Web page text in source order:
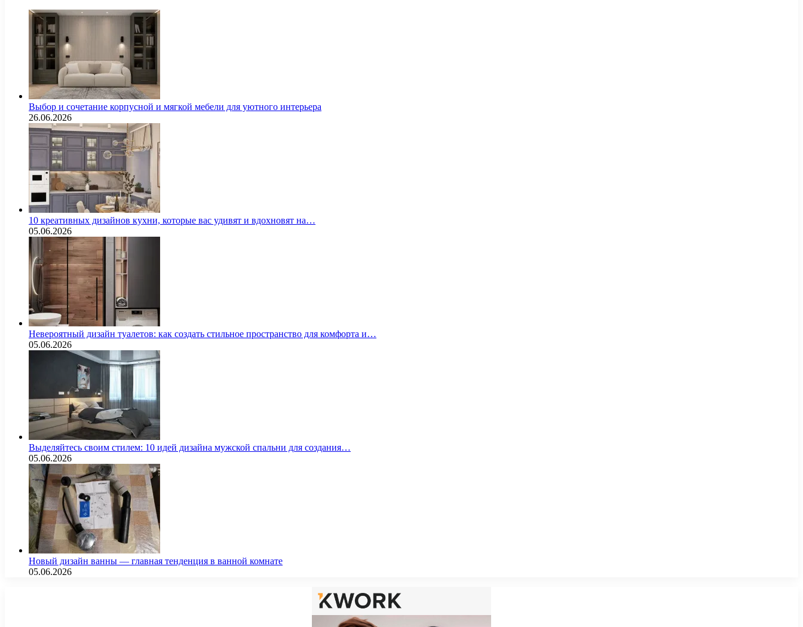
Выбор и сочетание корпусной и мягкой мебели для уютного интерьера
26.06.2026
10 креативных дизайнов кухни, которые вас удивят и вдохновят на…
05.06.2026
Невероятный дизайн туалетов: как создать стильное пространство для комфорта и…
05.06.2026
Выделяйтесь своим стилем: 10 идей дизайна мужской спальни для создания…
05.06.2026
Новый дизайн ванны — главная тенденция в ванной комнате
05.06.2026